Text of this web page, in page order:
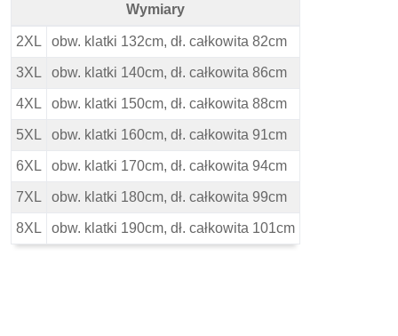
North 56 4 Duża Koszulka Polo - Wymiary
Wymiary
2XL obw. klatki 132cm, dł. całkowita 82cm
3XL obw. klatki 140cm, dł. całkowita 86cm
4XL obw. klatki 150cm, dł. całkowita 88cm
5XL obw. klatki 160cm, dł. całkowita 91cm
6XL obw. klatki 170cm, dł. całkowita 94cm
7XL obw. klatki 180cm, dł. całkowita 99cm
8XL obw. klatki 190cm, dł. całkowita 101cm